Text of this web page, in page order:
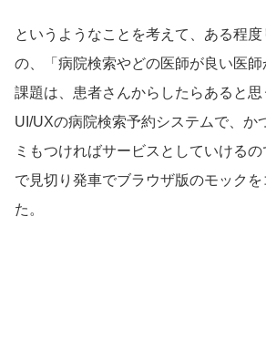
というようなことを考えて、ある程
の、「病院検索やどの医師が良い医師
課題は、患者さんからしたらあると
UI/UXの病院検索予約システムで、か
ミもつければサービスとしていける
で見切り発車でブラウザ版のモック
た。